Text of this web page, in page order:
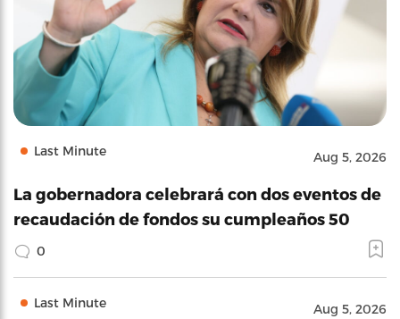
Last Minute Aug 5, 2026
La gobernadora celebrará con dos eventos de
recaudación de fondos su cumpleaños 50
0
Last Minute Aug 5, 2026